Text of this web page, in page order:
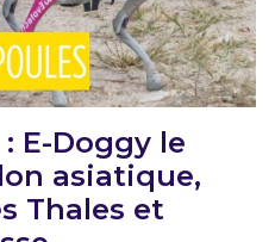
E-Doggy le
asiatique,
Thales et